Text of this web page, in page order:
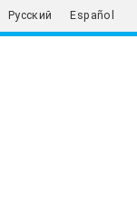
Русский Español